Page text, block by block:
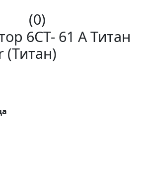
(0)
6СТ- 61 А Титан
(Титан)